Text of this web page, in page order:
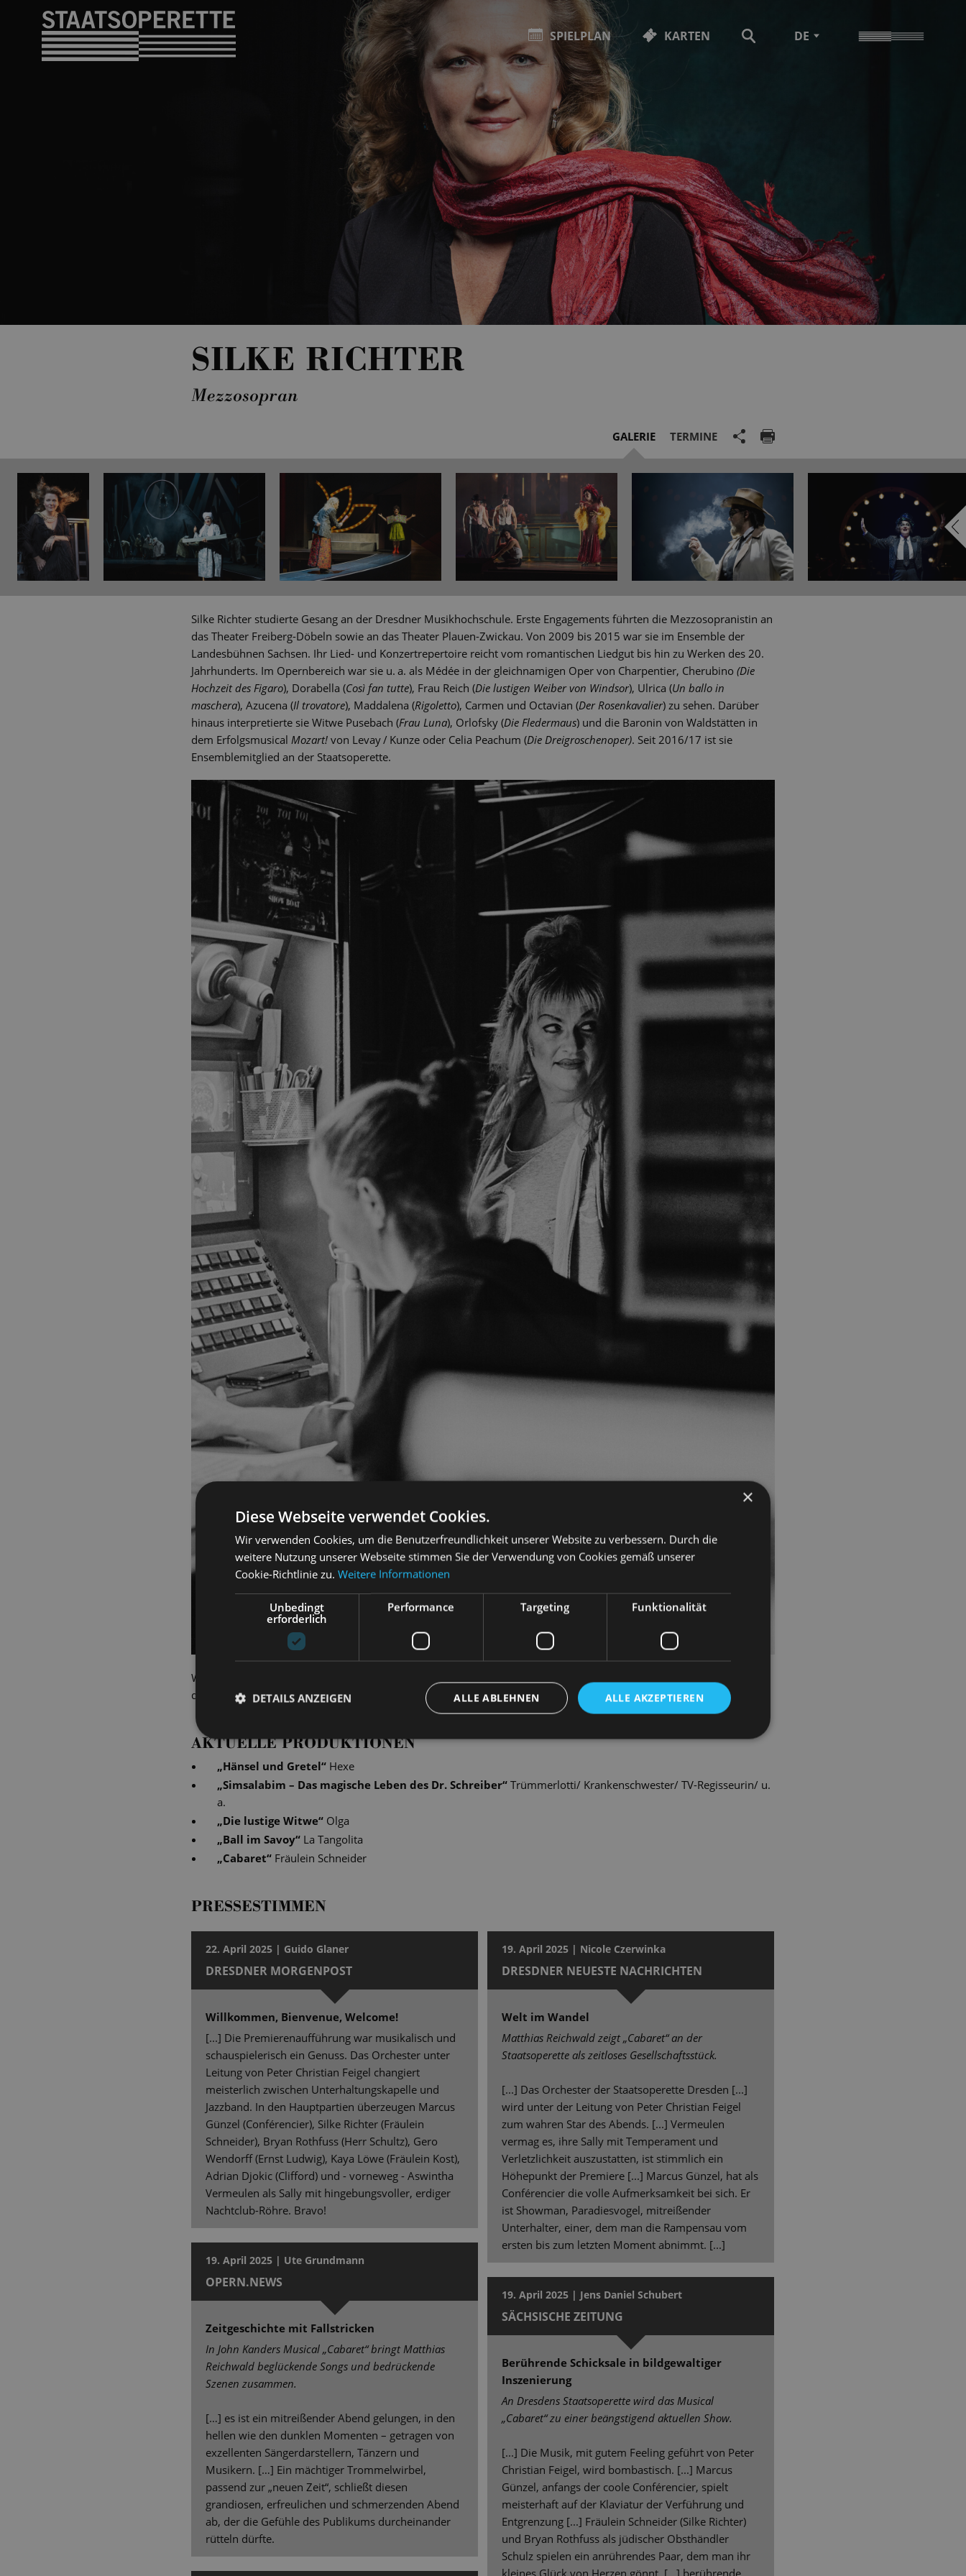
SPIELPLAN KARTEN DE
SILKE RICHTER
Mezzosopran
GALERIE TERMINE
Silke Richter studierte Gesang an der Dresdner Musikhochschule. Erste Engagements führten die Mezzosopranistin an
das Theater Freiberg-Döbeln sowie an das Theater Plauen-Zwickau. Von 2009 bis 2015 war sie im Ensemble der
Landesbühnen Sachsen. Ihr Lied- und Konzertrepertoire reicht vom romantischen Liedgut bis hin zu Werken des 20.
Jahrhunderts. Im Opernbereich war sie u. a. als Médée in der gleichnamigen Oper von Charpentier, Cherubino (Die
Hochzeit des Figaro), Dorabella (Così fan tutte), Frau Reich (Die lustigen Weiber von Windsor), Ulrica (Un ballo in
maschera), Azucena (Il trovatore), Maddalena (Rigoletto), Carmen und Octavian (Der Rosenkavalier) zu sehen. Darüber
hinaus interpretierte sie Witwe Pusebach (Frau Luna), Orlofsky (Die Fledermaus) und die Baronin von Waldstätten in
dem Erfolgsmusical Mozart! von Levay / Kunze oder Celia Peachum (Die Dreigroschenoper). Seit 2016/17 ist sie
Ensemblemitglied an der Staatsoperette.
Während unserer Vorstellungen entstanden stimmungsvolle Fotografien unserer Solist*innen. Mit feinem Gespür für
den Moment fing Lutz Michen authentische und intime Szenen hinter den Kulissen ein.
AKTUELLE PRODUKTIONEN
„Hänsel und Gretel“ Hexe
„Simsalabim – Das magische Leben des Dr. Schreiber“ Trümmerlotti/ Krankenschwester/ TV-Regisseurin/ u.
a.
„Die lustige Witwe“ Olga
„Ball im Savoy“ La Tangolita
„Cabaret“ Fräulein Schneider
PRESSESTIMMEN
22. April 2025 | Guido Glaner
DRESDNER MORGENPOST
Willkommen, Bienvenue, Welcome!
[...] Die Premierenaufführung war musikalisch und
schauspielerisch ein Genuss. Das Orchester unter
Leitung von Peter Christian Feigel changiert
meisterlich zwischen Unterhaltungskapelle und
Jazzband. In den Hauptpartien überzeugen Marcus
Günzel (Conférencier), Silke Richter (Fräulein
Schneider), Bryan Rothfuss (Herr Schultz), Gero
Wendorff (Ernst Ludwig), Kaya Löwe (Fräulein Kost),
Adrian Djokic (Clifford) und - vorneweg - Aswintha
Vermeulen als Sally mit hingebungsvoller, erdiger
Nachtclub-Röhre. Bravo!
19. April 2025 | Nicole Czerwinka
DRESDNER NEUESTE NACHRICHTEN
Welt im Wandel
Matthias Reichwald zeigt „Cabaret“ an der
Staatsoperette als zeitloses Gesellschaftsstück.
[...] Das Orchester der Staatsoperette Dresden [...]
wird unter der Leitung von Peter Christian Feigel
zum wahren Star des Abends. [...] Vermeulen
vermag es, ihre Sally mit Temperament und
Verletzlichkeit auszustatten, ist stimmlich ein
Höhepunkt der Premiere [...] Marcus Günzel, hat als
Conférencier die volle Aufmerksamkeit bei sich. Er
ist Showman, Paradiesvogel, mitreißender
Unterhalter, einer, dem man die Rampensau vom
ersten bis zum letzten Moment abnimmt. [...]
19. April 2025 | Ute Grundmann
OPERN.NEWS
Zeitgeschichte mit Fallstricken
In John Kanders Musical „Cabaret“ bringt Matthias
Reichwald beglückende Songs und bedrückende
Szenen zusammen.
[…] es ist ein mitreißender Abend gelungen, in den
hellen wie den dunklen Momenten – getragen von
exzellenten Sängerdarstellern, Tänzern und
Musikern. […] Ein mächtiger Trommelwirbel,
passend zur „neuen Zeit“, schließt diesen
grandiosen, erfreulichen und schmerzenden Abend
ab, der die Gefühle des Publikums durcheinander
rütteln dürfte.
19. April 2025 | Jens Daniel Schubert
SÄCHSISCHE ZEITUNG
Berührende Schicksale in bildgewaltiger
Inszenierung
An Dresdens Staatsoperette wird das Musical
„Cabaret“ zu einer beängstigend aktuellen Show.
[...] Die Musik, mit gutem Feeling geführt von Peter
Christian Feigel, wird bombastisch. [...] Marcus
Günzel, anfangs der coole Conférencier, spielt
meisterhaft auf der Klaviatur der Verführung und
Entgrenzung [...] Fräulein Schneider (Silke Richter)
und Bryan Rothfuss als jüdischer Obsthändler
Schulz spielen ein anrührendes Paar, dem man ihr
×
Diese Webseite verwendet Cookies.
Wir verwenden Cookies, um die Benutzerfreundlichkeit unserer Website zu verbessern. Durch die
weitere Nutzung unserer Webseite stimmen Sie der Verwendung von Cookies gemäß unserer
Cookie-Richtlinie zu. Weitere Informationen
Unbedingt
erforderlich
Performance Targeting Funktionalität
ALLE AKZEPTIEREN
ALLE ABLEHNEN
DETAILS ANZEIGEN